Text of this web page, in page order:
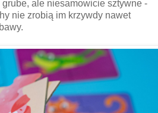
ale niesamowicie sztywne -
nie zrobią im krzywdy nawet